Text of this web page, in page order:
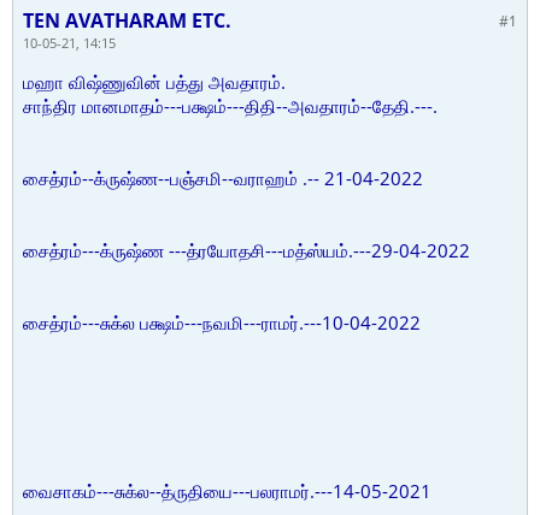
#1
TEN AVATHARAM ETC.
10-05-21, 14:15
மஹா விஷ்ணுவின் பத்து அவதாரம்.
சாந்திர மானமாதம்---பக்ஷம்---திதி--அவதாரம்--தேதி.---.
சைத்ரம்--க்ருஷ்ண--பஞ்சமி--வராஹம் .-- 21-04-2022
சைத்ரம்---க்ருஷ்ண ---த்ரயோதசி---மத்ஸ்யம்.---29-04-2022
சைத்ரம்---சுக்ல பக்ஷம்---நவமி---ராமர்.---10-04-2022
வைசாகம்---சுக்ல--த்ருதியை---பலராமர்.---14-05-2021